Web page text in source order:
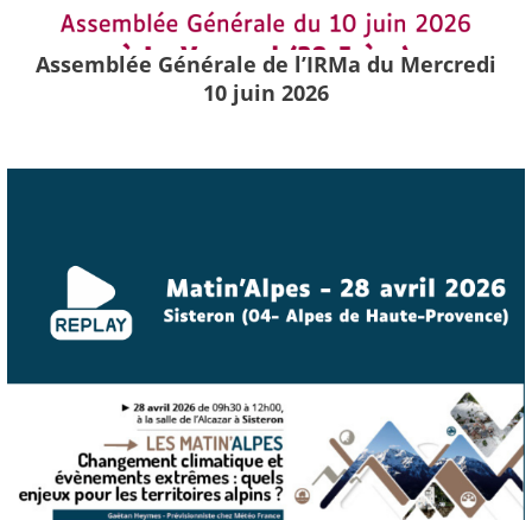
Assemblée Générale de l’IRMa du Mercredi
10 juin 2026